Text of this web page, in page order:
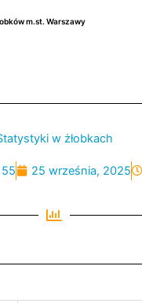
m.st. Warszawy
w żłobkach
55 25 września, 2025